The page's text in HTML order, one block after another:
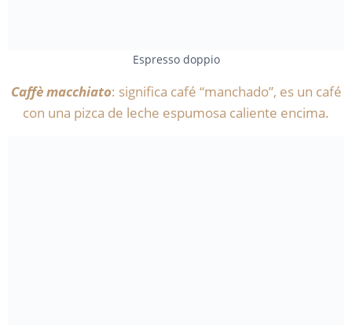
Espresso doppio
Caffè macchiato: significa café “manchado”, es un café
con una pizca de leche espumosa caliente encima.